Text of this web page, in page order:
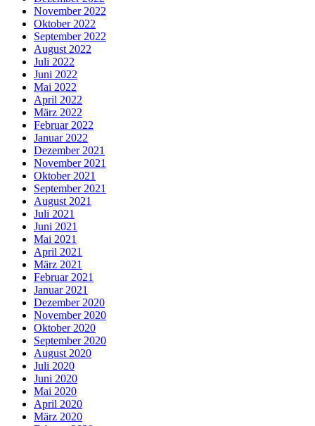
November 2022
Oktober 2022
September 2022
August 2022
Juli 2022
Juni 2022
Mai 2022
April 2022
März 2022
Februar 2022
Januar 2022
Dezember 2021
November 2021
Oktober 2021
September 2021
August 2021
Juli 2021
Juni 2021
Mai 2021
April 2021
März 2021
Februar 2021
Januar 2021
Dezember 2020
November 2020
Oktober 2020
September 2020
August 2020
Juli 2020
Juni 2020
Mai 2020
April 2020
März 2020